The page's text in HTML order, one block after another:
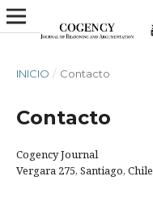
INICIO / Contacto
Contacto
Cogency Journal
Vergara 275, Santiago, Chile